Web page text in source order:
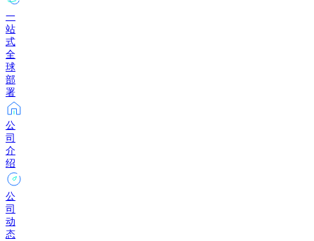
一
站
式
全
球
部
署
公
司
介
绍
公
司
动
态